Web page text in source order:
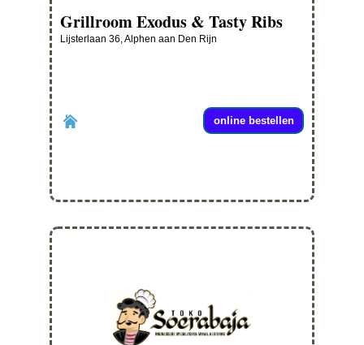
Grillroom Exodus & Tasty Ribs
Lijsterlaan 36, Alphen aan Den Rijn
online bestellen